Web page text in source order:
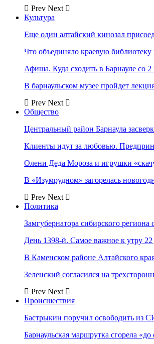
Prev Next
Культура
Еще один алтайский кинозал
Что объединяло краевую
Афиша. Куда сходить в Барнауле со 2
В барнаульском музее пройдет
Prev Next
Общество
Центральный район Барнаула
Клиенты идут за любовью.
Олени Деда Мороза и игрушки
В «Изумрудном» загорелась
Prev Next
Политика
Замгубернатора сибирского региона
День 1398-й. Самое важное к утру 22
В Каменском районе Алтайского
Зеленский согласился на
Prev Next
Происшествия
Бастрыкин поручил освободить из
Барнаульская маршрутка сгорела